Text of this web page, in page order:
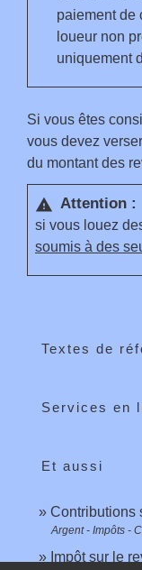
paiement de
loueur non
uniquement
Si vous êtes
vous devez
du montant des
warning Attention :
si vous louez
soumis à des
Textes de
Services en
Et aussi
Contributions
Argent - Impôts -
Impôt sur le